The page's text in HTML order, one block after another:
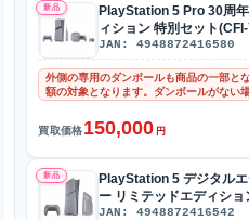
新品
PlayStation 5 Pro 30周
ィション 特別セット
JAN: 4948872416580
外側の専用のダンボールも商品の一部と
額の対象となります。ダンボールがない
買取価格150,000 円
新品
PlayStation 5 デジタル
ー リミテッドエディシ
JAN: 4948872416542